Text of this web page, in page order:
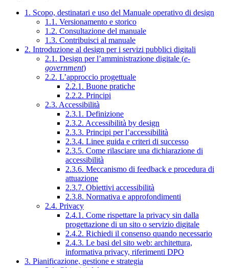
1. Scopo, destinatari e uso del Manuale operativo di design
1.1. Versionamento e storico
1.2. Consultazione del manuale
1.3. Contribuisci al manuale
2. Introduzione al design per i servizi pubblici digitali
2.1. Design per l’amministrazione digitale (e-
government)
2.2. L’approccio progettuale
2.2.1. Buone pratiche
2.2.2. Principi
2.3. Accessibilità
2.3.1. Definizione
2.3.2. Accessibilità by design
2.3.3. Principi per l’accessibilità
2.3.4. Linee guida e criteri di successo
2.3.5. Come rilasciare una dichiarazione di
accessibilità
2.3.6. Meccanismo di feedback e procedura di
attuazione
2.3.7. Obiettivi accessibilità
2.3.8. Normativa e approfondimenti
2.4. Privacy
2.4.1. Come rispettare la privacy sin dalla
progettazione di un sito o servizio digitale
2.4.2. Richiedi il consenso quando necessario
2.4.3. Le basi del sito web: architettura,
informativa privacy, riferimenti DPO
3. Pianificazione, gestione e strategia